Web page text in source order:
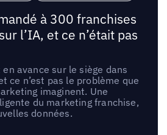
à 300 franchises
l’IA, et ce n’était pas
avance sur le siège dans
ce n’est pas le problème que
imaginent. Une
du marketing franchise,
données.